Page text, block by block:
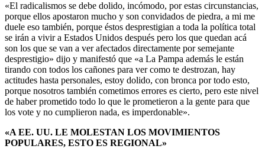
«El radicalismos se debe dolido, incómodo, por estas circunstancias,
porque ellos apostaron mucho y son convidados de piedra, a mi me
duele eso también, porque éstos desprestigian a toda la política total
se irán a vivir a Estados Unidos después pero los que quedan acá
son los que se van a ver afectados directamente por semejante
desprestigio» dijo y manifestó que «a La Pampa además le están
tirando con todos los cañones para ver como te destrozan, hay
actitudes hasta personales, estoy dolido, con bronca por todo esto,
porque nosotros también cometimos errores es cierto, pero este nivel
de haber prometido todo lo que le prometieron a la gente para que
los vote y no cumplieron nada, es imperdonable».
«A EE. UU. LE MOLESTAN LOS MOVIMIENTOS
POPULARES, ESTO ES REGIONAL»